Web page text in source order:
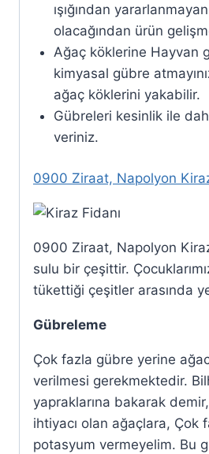
ışığından
olacağından ürün
Ağaç köklerine Hayvan
kimyasal gübre
ağaç köklerini yakabilir.
Gübreleri kesinlik ile
veriniz.
0900 Ziraat, Napolyon
0900 Ziraat, Napolyon
sulu bir çeşittir.
tükettiği çeşitler arasında
Gübreleme
Çok fazla gübre yerine
verilmesi gerekmektedir.
yapraklarına bakarak
ihtiyacı olan ağaçlara, Çok
potasyum vermeyelim. Bu